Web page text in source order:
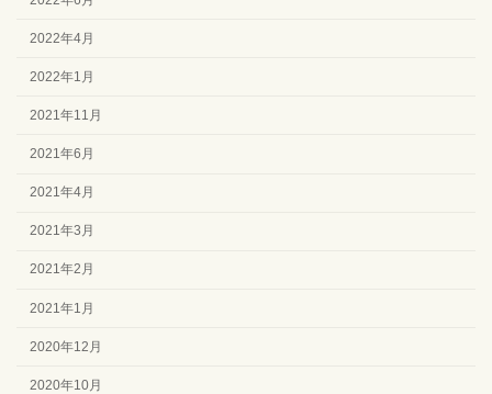
2022年4月
2022年1月
2021年11月
2021年6月
2021年4月
2021年3月
2021年2月
2021年1月
2020年12月
2020年10月